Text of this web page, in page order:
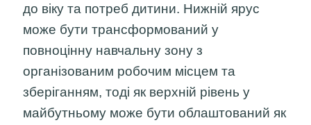
до віку та потреб дитини. Нижній ярус
може бути трансформований у
повноцінну навчальну зону з
організованим робочим місцем та
зберіганням, тоді як верхній рівень у
майбутньому може бути облаштований як